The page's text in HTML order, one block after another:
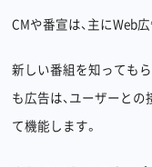
CMや番宣は、主にWeb
新しい番組を知っても
も広告は、ユーザーと
て機能します。